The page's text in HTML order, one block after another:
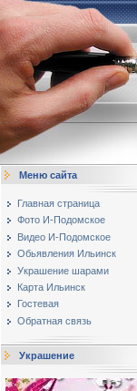
Меню сайта
Главная страница
Фото И-Подомское
Видео И-Подомское
Обьявления Ильинск
Украшение шарами
Карта Ильинск
Гостевая
Обратная связь
Украшение